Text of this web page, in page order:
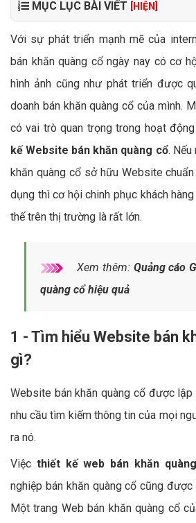
MỤC LỤC BÀI VIẾT [HIỆN]
Với sự phát triển mạnh mẽ của
bán khăn quàng cổ ngày nay có cơ
hình ảnh cũng như phát triển được
doanh bán khăn quàng cổ của mình.
có vai trò quan trọng trong hoạt
kế Website bán khăn quàng cổ. Nếu
khăn quàng cổ sở hữu Website
dụng thì cơ hội chinh phục khách
thế trên thị trường là rất lớn.
Xem thêm: Quảng cáo
quàng cổ hiệu quả
1 - Tìm hiểu Website bán
gì?
Website bán khăn quàng cổ được
nhu cầu tìm kiếm thông tin của mọi
ra nó.
Việc thiết kế web bán khăn
nghiệp bán khăn quàng cổ cũng được
Một trang Web bán khăn quàng cổ